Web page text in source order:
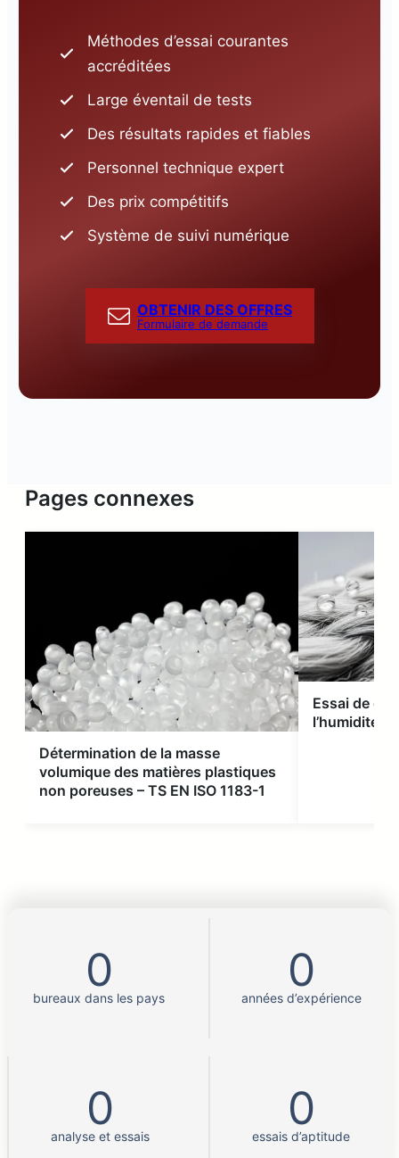
Méthodes d’essai courantes
accréditées
Large éventail de tests
Des résultats rapides et fiables
Personnel technique expert
Des prix compétitifs
Système de suivi numérique
OBTENIR DES OFFRES
Formulaire de demande
Pages connexes
Détermination de la masse
volumique des matières plastiques
non poreuses – TS EN ISO 1183-1
Essai de
l’humidité
0
bureaux dans les pays
0
années d’expérience
0
analyse et essais
0
essais d’aptitude